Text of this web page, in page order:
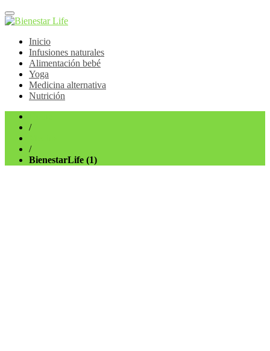
Blog sobre salud y medicina alternativa
Inicio
Infusiones naturales
Alimentación bebé
Yoga
Medicina alternativa
Nutrición
/
/
BienestarLife (1)